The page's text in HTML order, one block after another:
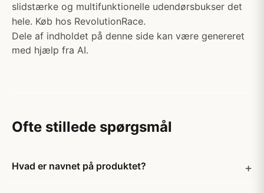
slidstærke og multifunktionelle udendørsbukser det
hele. Køb hos RevolutionRace.
Dele af indholdet på denne side kan være genereret
med hjælp fra AI.
Ofte stillede spørgsmål
Hvad er navnet på produktet?